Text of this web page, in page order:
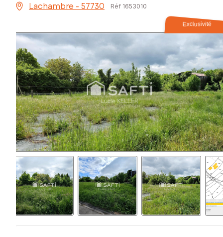
Lachambre - 57730 Réf 1653010
Exclusivité